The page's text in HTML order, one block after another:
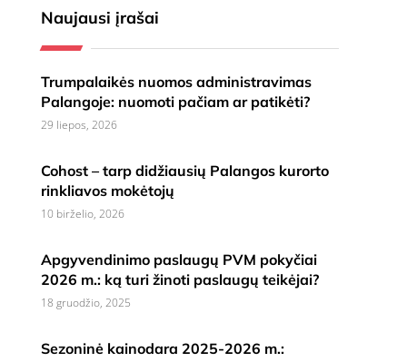
Naujausi įrašai
Trumpalaikės nuomos administravimas
Palangoje: nuomoti pačiam ar patikėti?
29 liepos, 2026
Cohost – tarp didžiausių Palangos kurorto
rinkliavos mokėtojų
10 birželio, 2026
Apgyvendinimo paslaugų PVM pokyčiai
2026 m.: ką turi žinoti paslaugų teikėjai?
18 gruodžio, 2025
Sezoninė kainodara 2025-2026 m.: